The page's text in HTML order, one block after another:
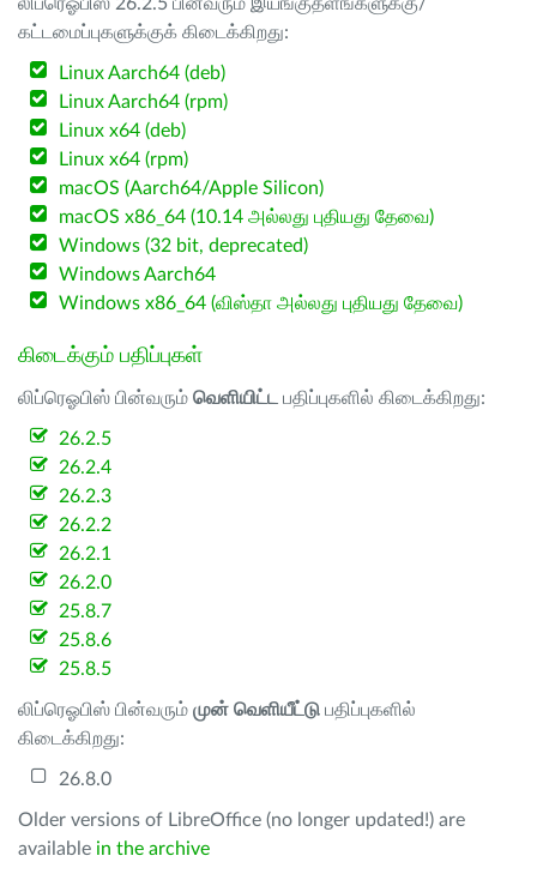
கட்டமைப்புகளுக்குக் கிடைக்கிறது:
Linux Aarch64 (deb)
Linux Aarch64 (rpm)
Linux x64 (deb)
Linux x64 (rpm)
macOS (Aarch64/Apple Silicon)
macOS x86_64 (10.14 அல்லது புதியது தேவை)
Windows (32 bit, deprecated)
Windows Aarch64
Windows x86_64 (விஸ்தா அல்லது புதியது தேவை)
கிடைக்கும் பதிப்புகள்
லிப்ரெஓபிஸ் பின்வரும் வெளியிட்ட பதிப்புகளில் கிடைக்கிறது:
26.2.5
26.2.4
26.2.3
26.2.2
26.2.1
26.2.0
25.8.7
25.8.6
25.8.5
லிப்ரெஓபிஸ் பின்வரும் முன் வெளியீட்டு பதிப்புகளில்
கிடைக்கிறது:
26.8.0
Older versions of LibreOffice (no longer updated!) are
available in the archive